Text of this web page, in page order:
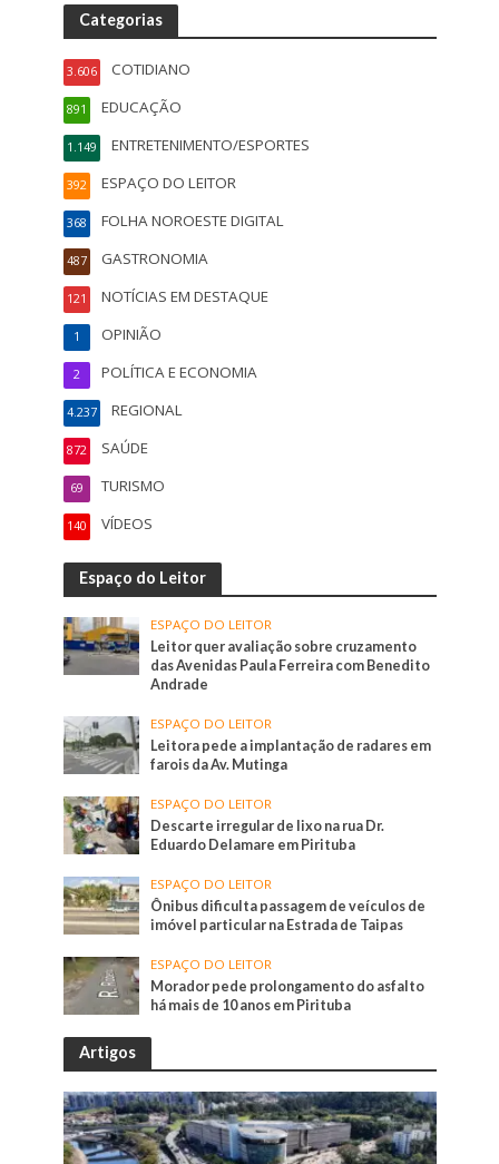
Categorias
COTIDIANO
3.606
EDUCAÇÃO
891
ENTRETENIMENTO/ESPORTES
1.149
ESPAÇO DO LEITOR
392
FOLHA NOROESTE DIGITAL
368
GASTRONOMIA
487
NOTÍCIAS EM DESTAQUE
121
OPINIÃO
1
POLÍTICA E ECONOMIA
2
REGIONAL
4.237
SAÚDE
872
TURISMO
69
VÍDEOS
140
Espaço do Leitor
ESPAÇO DO LEITOR
Leitor quer avaliação sobre cruzamento
das Avenidas Paula Ferreira com Benedito
Andrade
ESPAÇO DO LEITOR
Leitora pede a implantação de radares em
farois da Av. Mutinga
ESPAÇO DO LEITOR
Descarte irregular de lixo na rua Dr.
Eduardo Delamare em Pirituba
ESPAÇO DO LEITOR
Ônibus dificulta passagem de veículos de
imóvel particular na Estrada de Taipas
ESPAÇO DO LEITOR
Morador pede prolongamento do asfalto
há mais de 10 anos em Pirituba
Artigos